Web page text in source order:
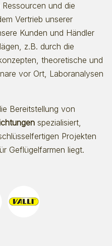
und die
Vertrieb unserer
Kunden und Händler
z.B. durch die
theoretische und
vor Ort, Laboranalysen
Bereitstellung von
spezialisiert,
Projekten
Geflügelfarmen liegt.